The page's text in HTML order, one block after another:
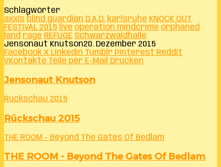
Schlagwörter
axxis blind guardian D.A.D. karlsruhe KNOCK OUT
FESTIVAL 2015 live operation mindcrime orphaned
land rage REFUGE Schwarzwaldhalle
Jensonaut Knutson20. Dezember 2015
Facebook X LinkedIn Tumblr Pinterest Reddit
VKontakte Teile per E-Mail Drucken
Jensonaut Knutson
Rückschau 2015
Rückschau 2015
THE ROOM - Beyond The Gates Of Bedlam
THE ROOM - Beyond The Gates Of Bedlam